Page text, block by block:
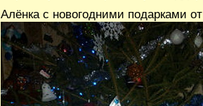
Алёнка с новогодними подарками